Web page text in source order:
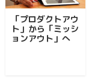
「プロダクトアウ
ト」から「ミッシ
ョンアウト」へ